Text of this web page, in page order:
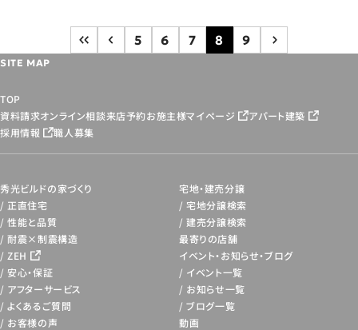
5 6 7 8 9
SITE MAP
TOP
資料請求オンライン相談来店予約お施主様マイページ
アパート建築
採用情報
職人募集
秀光ビルドの家づくり
正直住宅
性能と品質
耐震×制震構造
ZEH
安心・保証
アフターサービス
よくあるご質問
お客様の声
宅地・建売分譲
宅地分譲検索
建売分譲検索
最寄りの店舗
イベント・お知らせ・ブログ
イベント一覧
お知らせ一覧
ブログ一覧
動画